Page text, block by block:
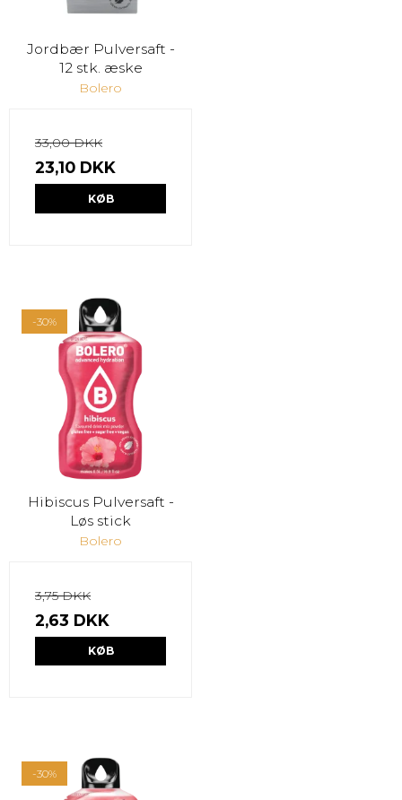
Jordbær Pulversaft -
12 stk. æske
Bolero
33,00 DKK
23,10 DKK
KØB
-30%
Hibiscus Pulversaft -
Løs stick
Bolero
3,75 DKK
2,63 DKK
KØB
-30%